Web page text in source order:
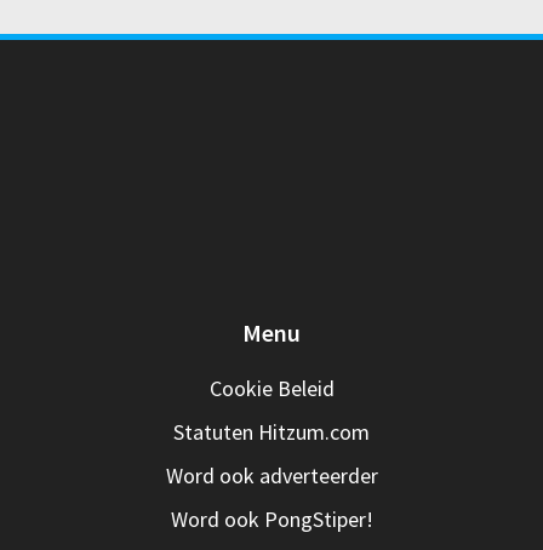
Menu
Cookie Beleid
Statuten Hitzum.com
Word ook adverteerder
Word ook PongStiper!